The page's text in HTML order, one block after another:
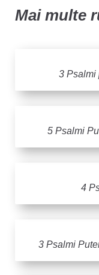
Mai multe
3 Psalmi
5 Psalmi
4
3 Psalmi